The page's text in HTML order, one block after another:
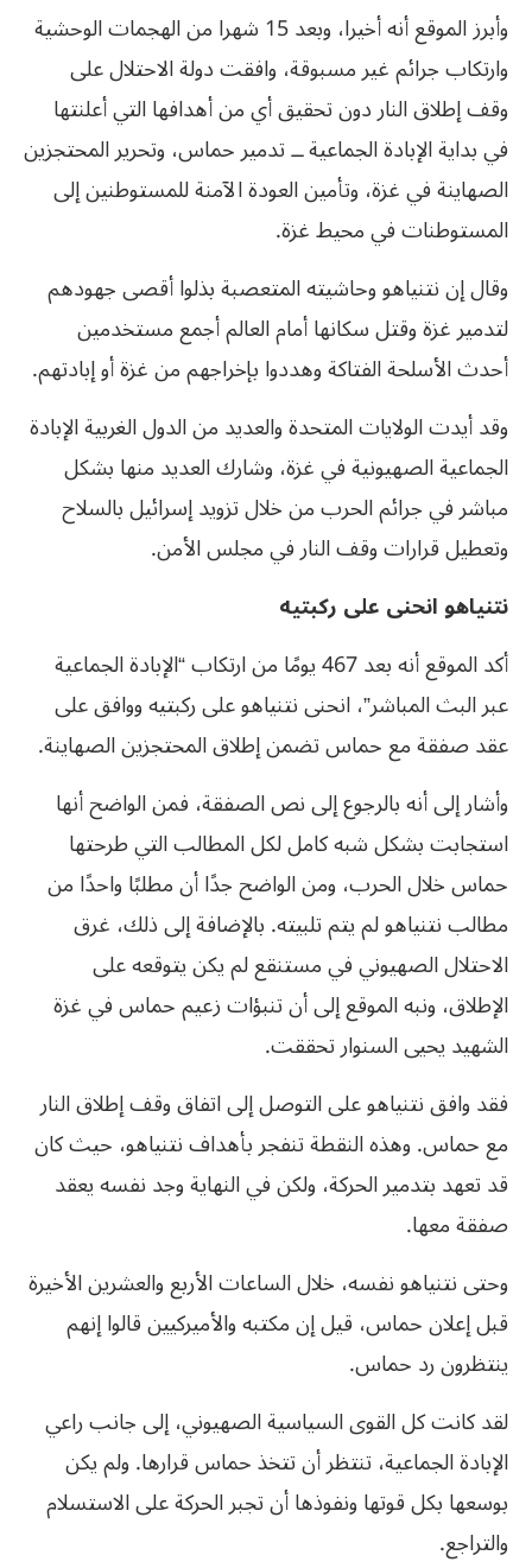
وأبرز الموقع أنه أخيرا، وبعد 15 شهرا من الهجمات الوحشية
وارتكاب جرائم غير مسبوقة، وافقت دولة الاحتلال على
وقف إطلاق النار دون تحقيق أي من أهدافها التي أعلنتها
في بداية الإبادة الجماعية ــ تدمير حماس، وتحرير المحتجزين
الصهاينة في غزة، وتأمين العودة الآمنة للمستوطنين إلى
المستوطنات في محيط غزة.
وقال إن نتنياهو وحاشيته المتعصبة بذلوا أقصى جهودهم
لتدمير غزة وقتل سكانها أمام العالم أجمع مستخدمين
أحدث الأسلحة الفتاكة وهددوا بإخراجهم من غزة أو إبادتهم.
وقد أيدت الولايات المتحدة والعديد من الدول الغربية الإبادة
الجماعية الصهيونية في غزة، وشارك العديد منها بشكل
مباشر في جرائم الحرب من خلال تزويد إسرائيل بالسلاح
وتعطيل قرارات وقف النار في مجلس الأمن.
نتنياهو انحنى على ركبتيه
أكد الموقع أنه بعد 467 يومًا من ارتكاب “الإبادة الجماعية
عبر البث المباشر”، انحنى نتنياهو على ركبتيه ووافق على
عقد صفقة مع حماس تضمن إطلاق المحتجزين الصهاينة.
وأشار إلى أنه بالرجوع إلى نص الصفقة، فمن الواضح أنها
استجابت بشكل شبه كامل لكل المطالب التي طرحتها
حماس خلال الحرب، ومن الواضح جدًا أن مطلبًا واحدًا من
مطالب نتنياهو لم يتم تلبيته. بالإضافة إلى ذلك، غرق
الاحتلال الصهيوني في مستنقع لم يكن يتوقعه على
الإطلاق، ونبه الموقع إلى أن تنبؤات زعيم حماس في غزة
الشهيد يحيى السنوار تحققت.
فقد وافق نتنياهو على التوصل إلى اتفاق وقف إطلاق النار
مع حماس. وهذه النقطة تنفجر بأهداف نتنياهو، حيث كان
قد تعهد بتدمير الحركة، ولكن في النهاية وجد نفسه يعقد
صفقة معها.
وحتى نتنياهو نفسه، خلال الساعات الأربع والعشرين الأخيرة
قبل إعلان حماس، قيل إن مكتبه والأميركيين قالوا إنهم
ينتظرون رد حماس.
لقد كانت كل القوى السياسية الصهيوني، إلى جانب راعي
الإبادة الجماعية، تنتظر أن تتخذ حماس قرارها. ولم يكن
بوسعها بكل قوتها ونفوذها أن تجبر الحركة على الاستسلام
والتراجع.